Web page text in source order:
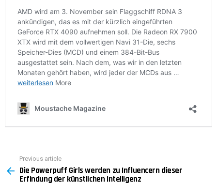
more
Previous article
Die Powerpuff Girls werden zu Influencern dieser
Erfindung der künstlichen Intelligenz